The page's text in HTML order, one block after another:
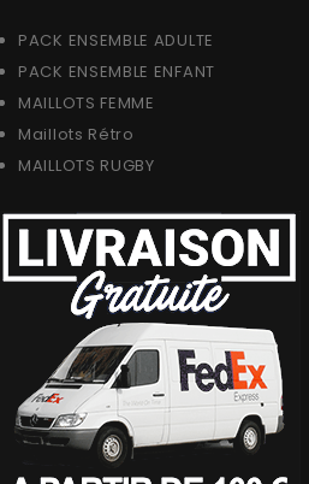
PACK ENSEMBLE ADULTE
PACK ENSEMBLE ENFANT
MAILLOTS FEMME
Maillots Rétro
MAILLOTS RUGBY